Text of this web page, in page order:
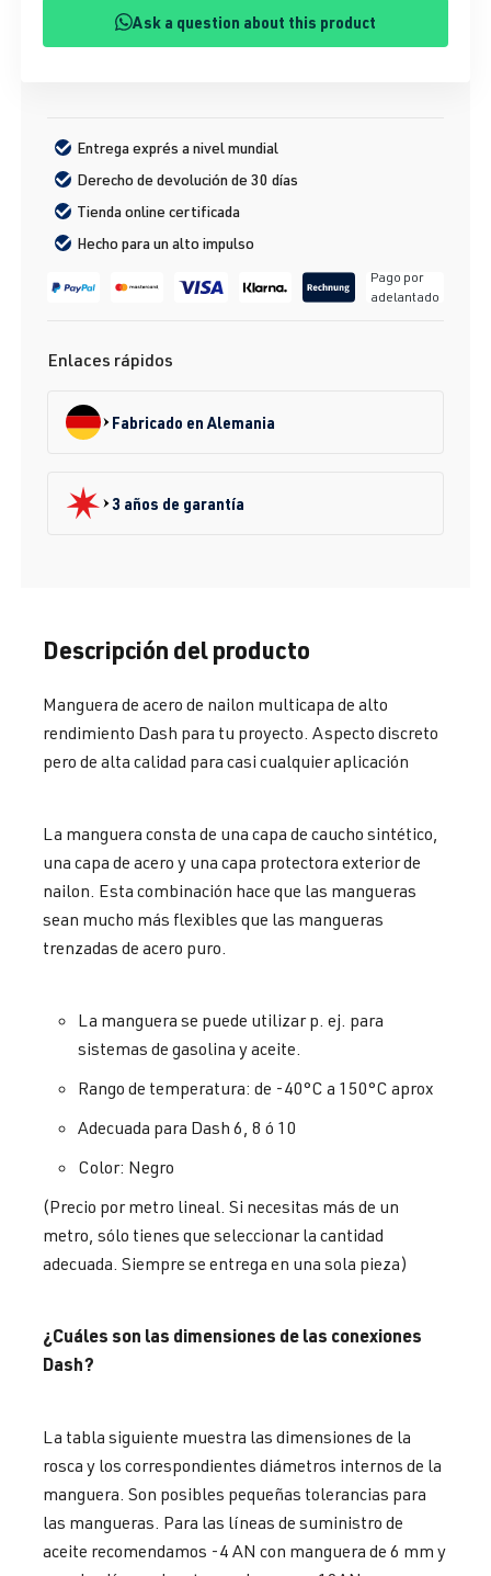
Ask a question about this product
Entrega exprés a nivel mundial
Derecho de devolución de 30 días
Tienda online certificada
Hecho para un alto impulso
Pago por
adelantado
Enlaces rápidos
Fabricado en Alemania
3 años de garantía
Descripción del producto
Manguera de acero de nailon multicapa de alto
rendimiento Dash para tu proyecto. Aspecto discreto
pero de alta calidad para casi cualquier aplicación
La manguera consta de una capa de caucho sintético,
una capa de acero y una capa protectora exterior de
nailon. Esta combinación hace que las mangueras
sean mucho más flexibles que las mangueras
trenzadas de acero puro.
La manguera se puede utilizar p. ej. para
sistemas de gasolina y aceite.
Rango de temperatura: de -40°C a 150°C aprox
Adecuada para Dash 6, 8 ó 10
Color: Negro
(Precio por metro lineal. Si necesitas más de un
metro, sólo tienes que seleccionar la cantidad
adecuada. Siempre se entrega en una sola pieza)
¿Cuáles son las dimensiones de las conexiones
Dash?
La tabla siguiente muestra las dimensiones de la
rosca y los correspondientes diámetros internos de la
manguera. Son posibles pequeñas tolerancias para
las mangueras. Para las líneas de suministro de
aceite recomendamos -4 AN con manguera de 6 mm y